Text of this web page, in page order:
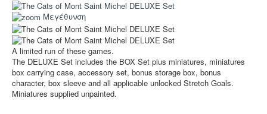
Μινιατούρες
3D Εκτυπώσεις
Manga - Anime
Sleeves
Accessories
Μεγέθυνση
A limited run of these games.
The DELUXE Set includes the BOX Set plus miniatures, miniatures
box carrying case, accessory set, bonus storage box, bonus
character, box sleeve and all applicable unlocked Stretch Goals.
Miniatures supplied unpainted.